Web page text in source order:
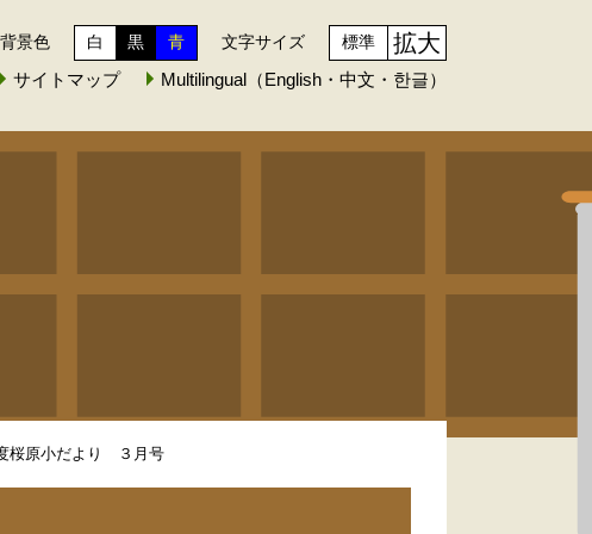
背景色 白 黒 青 文字サイズ 標準 拡大
サイトマップ Multilingual（English・中文・한글）
桜原小だより ３月号